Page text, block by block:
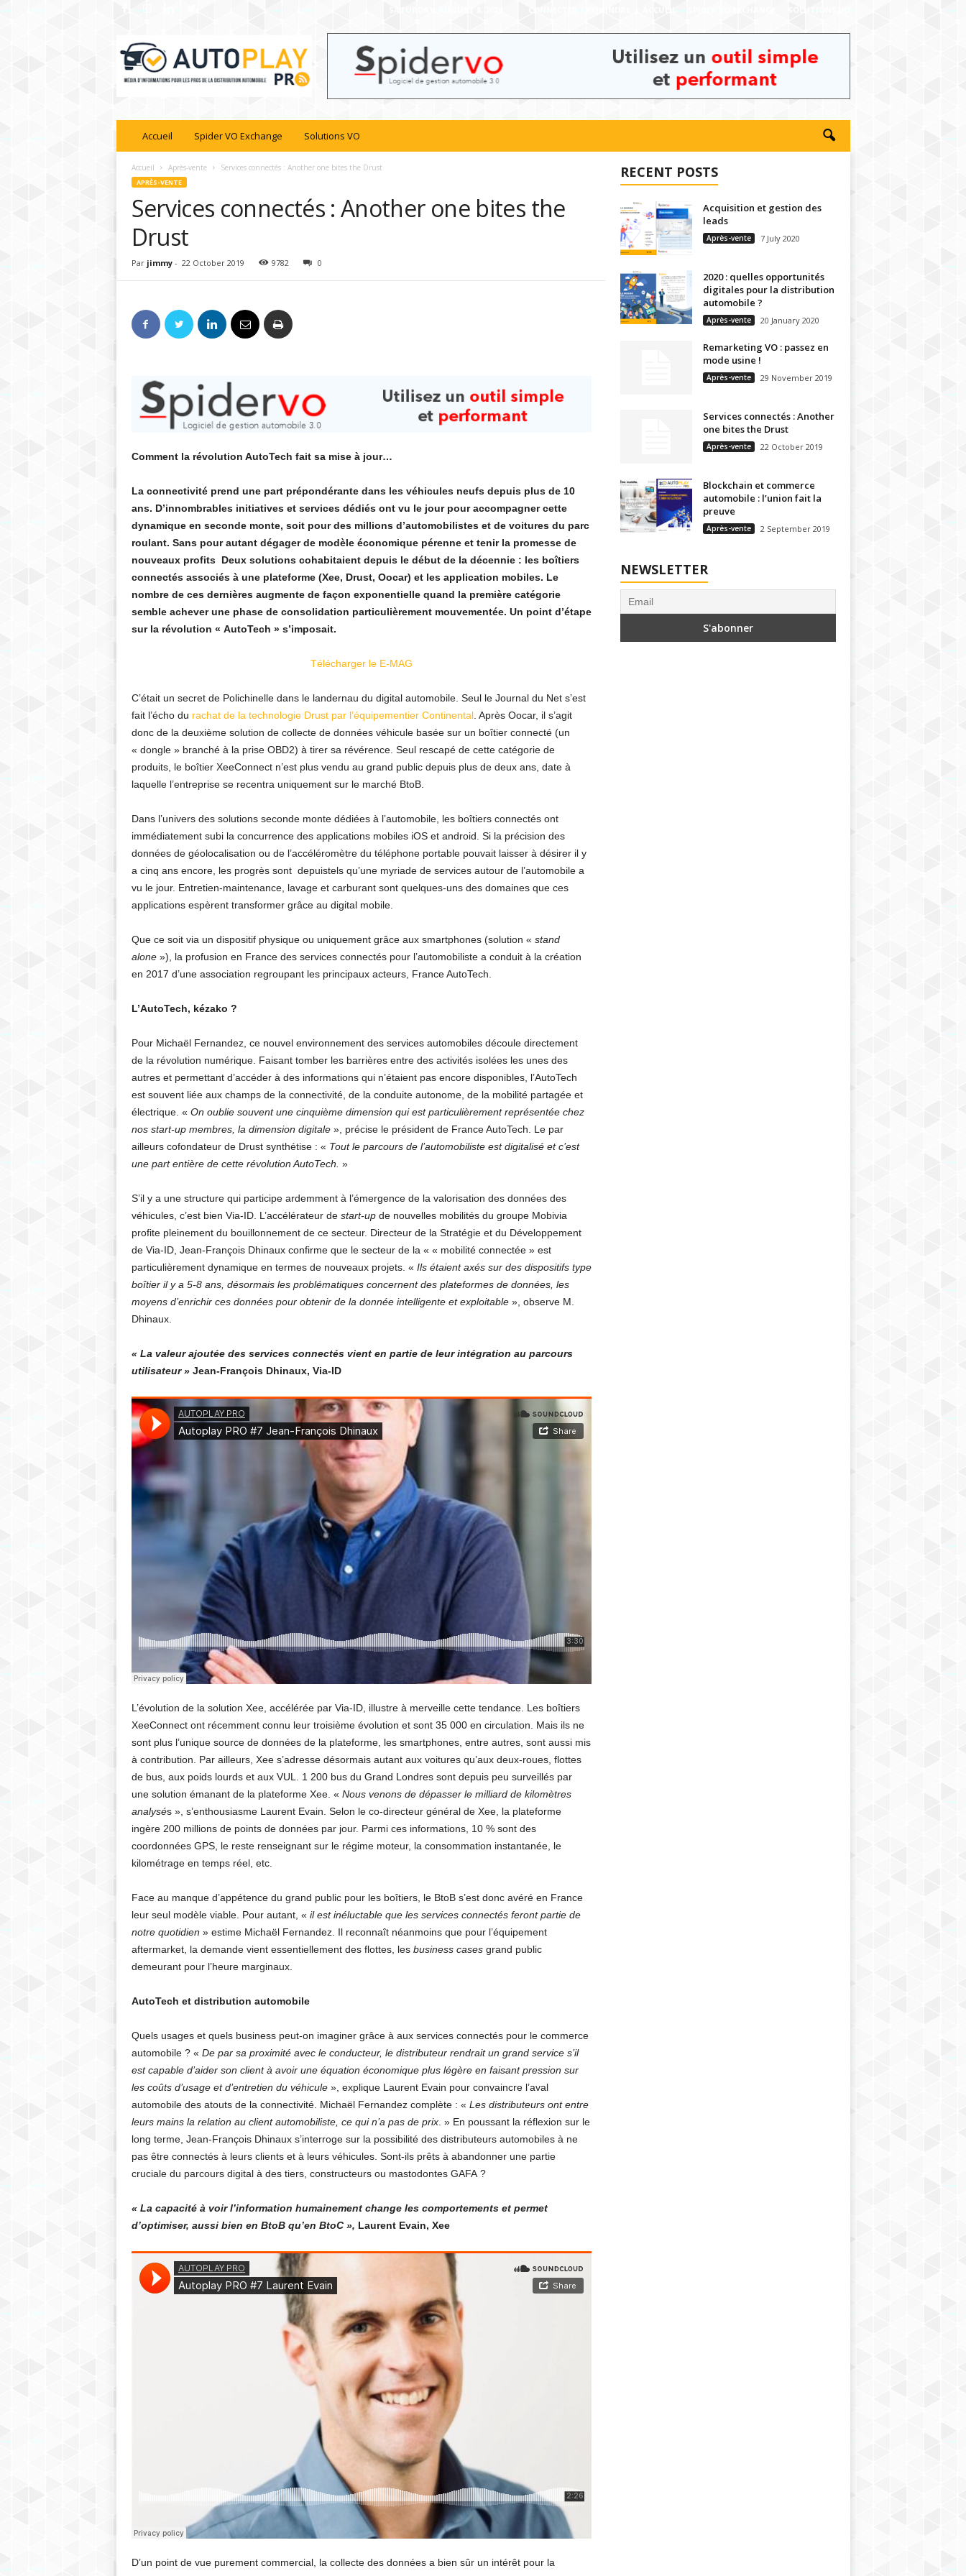
SATURDAY, AUGUST 8, 2026 CONNECTER / REJOINDRE SOLUTIONS VO
A
P
Accueil Spider VO Exchange Solutions VO
Accueil Après-vente Services connectés : Another one bites the Drust
APRÈS-VENTE
Services connectés : Another one bites the
Drust
Par jimmy- 22 October 2019 9782 0
Comment la révolution AutoTech fait sa mise à jour…
La connectivité prend une part prépondérante dans les véhicules neufs depuis plus de 10
ans. D’innombrables initiatives et services dédiés ont vu le jour pour accompagner cette
dynamique en seconde monte, soit pour des millions d’automobilistes et de voitures du parc
roulant. Sans pour autant dégager de modèle économique pérenne et tenir la promesse de
nouveaux profits Deux solutions cohabitaient depuis le début de la décennie : les boîtiers
connectés associés à une plateforme (Xee, Drust, Oocar) et les application mobiles. Le
nombre de ces dernières augmente de façon exponentielle quand la première catégorie
semble achever une phase de consolidation particulièrement mouvementée. Un point d’étape
sur la révolution « AutoTech » s’imposait.
Télécharger le E-MAG
C’était un secret de Polichinelle dans le landernau du digital automobile. Seul le Journal du Net s’est
fait l’écho du rachat de la technologie Drust par l’équipementier Continental. Après Oocar, il s’agit
donc de la deuxième solution de collecte de données véhicule basée sur un boîtier connecté (un
« dongle » branché à la prise OBD2) à tirer sa révérence. Seul rescapé de cette catégorie de
produits, le boîtier XeeConnect n’est plus vendu au grand public depuis plus de deux ans, date à
laquelle l’entreprise se recentra uniquement sur le marché BtoB.
Dans l’univers des solutions seconde monte dédiées à l’automobile, les boîtiers connectés ont
immédiatement subi la concurrence des applications mobiles iOS et android. Si la précision des
données de géolocalisation ou de l’accéléromètre du téléphone portable pouvait laisser à désirer il y
a cinq ans encore, les progrès sont depuistels qu’une myriade de services autour de l’automobile a
vu le jour. Entretien-maintenance, lavage et carburant sont quelques-uns des domaines que ces
applications espèrent transformer grâce au digital mobile.
Que ce soit via un dispositif physique ou uniquement grâce aux smartphones (solution « stand
alone»), la profusion en France des services connectés pour l’automobiliste a conduit à la création
en 2017 d’une association regroupant les principaux acteurs, France AutoTech.
L’AutoTech, kézako ?
Pour Michaël Fernandez, ce nouvel environnement des services automobiles découle directement
de la révolution numérique. Faisant tomber les barrières entre des activités isolées les unes des
autres et permettant d’accéder à des informations qui n’étaient pas encore disponibles, l’AutoTech
est souvent liée aux champs de la connectivité, de la conduite autonome, de la mobilité partagée et
électrique. « On oublie souvent une cinquième dimension qui est particulièrement représentée chez
nos start-up membres, la dimension digitale», précise le président de France AutoTech. Le par
ailleurs cofondateur de Drust synthétise : « Tout le parcours de l’automobiliste est digitalisé et c’est
une part entière de cette révolution AutoTech. »
S’il y a une structure qui participe ardemment à l’émergence de la valorisation des données des
véhicules, c’est bien Via-ID. L’accélérateur de start-up de nouvelles mobilités du groupe Mobivia
profite pleinement du bouillonnement de ce secteur. Directeur de la Stratégie et du Développement
de Via-ID, Jean-François Dhinaux confirme que le secteur de la « « mobilité connectée » est
particulièrement dynamique en termes de nouveaux projets. « Ils étaient axés sur des dispositifs type
boîtier il y a 5-8 ans, désormais les problématiques concernent des plateformes de données, les
moyens d’enrichir ces données pour obtenir de la donnée intelligente et exploitable», observe M.
Dhinaux.
« La valeur ajoutée des services connectés vient en partie de leur intégration au parcours
utilisateur » Jean-François Dhinaux, Via-ID
L’évolution de la solution Xee, accélérée par Via-ID, illustre à merveille cette tendance. Les boîtiers
XeeConnect ont récemment connu leur troisième évolution et sont 35 000 en circulation. Mais ils ne
sont plus l’unique source de données de la plateforme, les smartphones, entre autres, sont aussi mis
à contribution. Par ailleurs, Xee s’adresse désormais autant aux voitures qu’aux deux-roues, flottes
de bus, aux poids lourds et aux VUL. 1 200 bus du Grand Londres sont depuis peu surveillés par
une solution émanant de la plateforme Xee. « Nous venons de dépasser le milliard de kilomètres
analysés », s’enthousiasme Laurent Evain. Selon le co-directeur général de Xee, la plateforme
ingère 200 millions de points de données par jour. Parmi ces informations, 10 % sont des
coordonnées GPS, le reste renseignant sur le régime moteur, la consommation instantanée, le
kilométrage en temps réel, etc.
Face au manque d’appétence du grand public pour les boîtiers, le BtoB s’est donc avéré en France
leur seul modèle viable. Pour autant, « il est inéluctable que les services connectés feront partie de
notre quotidien » estime Michaël Fernandez. Il reconnaît néanmoins que pour l’équipement
aftermarket, la demande vient essentiellement des flottes, les business casesgrand public
demeurant pour l’heure marginaux.
AutoTech et distribution automobile
Quels usages et quels business peut-on imaginer grâce à aux services connectés pour le commerce
automobile ? « De par sa proximité avec le conducteur, le distributeur rendrait un grand service s’il
est capable d’aider son client à avoir une équation économique plus légère en faisant pression sur
les coûts d’usage et d’entretien du véhicule», explique Laurent Evain pour convaincre l’aval
automobile des atouts de la connectivité. Michaël Fernandez complète : « Les distributeurs ont entre
leurs mains la relation au client automobiliste, ce qui n’a pas de prix. » En poussant la réflexion sur le
long terme, Jean-François Dhinaux s’interroge sur la possibilité des distributeurs automobiles à ne
pas être connectés à leurs clients et à leurs véhicules. Sont-ils prêts à abandonner une partie
cruciale du parcours digital à des tiers, constructeurs ou mastodontes GAFA ?
« La capacité à voir l’information humainement change les comportements et permet
d’optimiser, aussi bien en BtoB qu’en BtoC », Laurent Evain, Xee
D’un point de vue purement commercial, la collecte des données a bien sûr un intérêt pour la
RECENT POSTS
Acquisition et gestion des
leads
Après-vente 7 July 2020
2020 : quelles opportunités
digitales pour la distribution
automobile ?
Après-vente 20 January 2020
Remarketing VO : passez en
mode usine !
Après-vente 29 November 2019
Services connectés : Another
one bites the Drust
Après-vente 22 October 2019
Blockchain et commerce
automobile : l’union fait la
preuve
Après-vente 2 September 2019
NEWSLETTER